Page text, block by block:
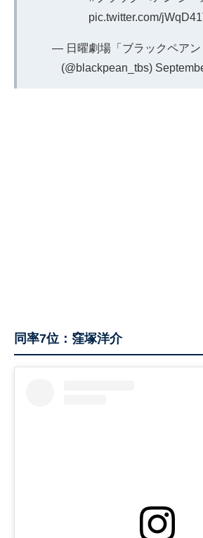
pic.twitter.com/
— 日曜劇場「ブラックペアン
(@blackpean_tbs)
同率7位：窪塚洋介